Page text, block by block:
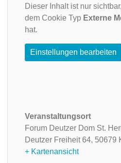
Dieser Inhalt ist nur
dem Cookie Typ Externe
hat.
Einstellungen bearbeiten
Veranstaltungsort
Forum Deutzer Dom St.
Deutzer Freiheit 64, 50679
+ Kartenansicht